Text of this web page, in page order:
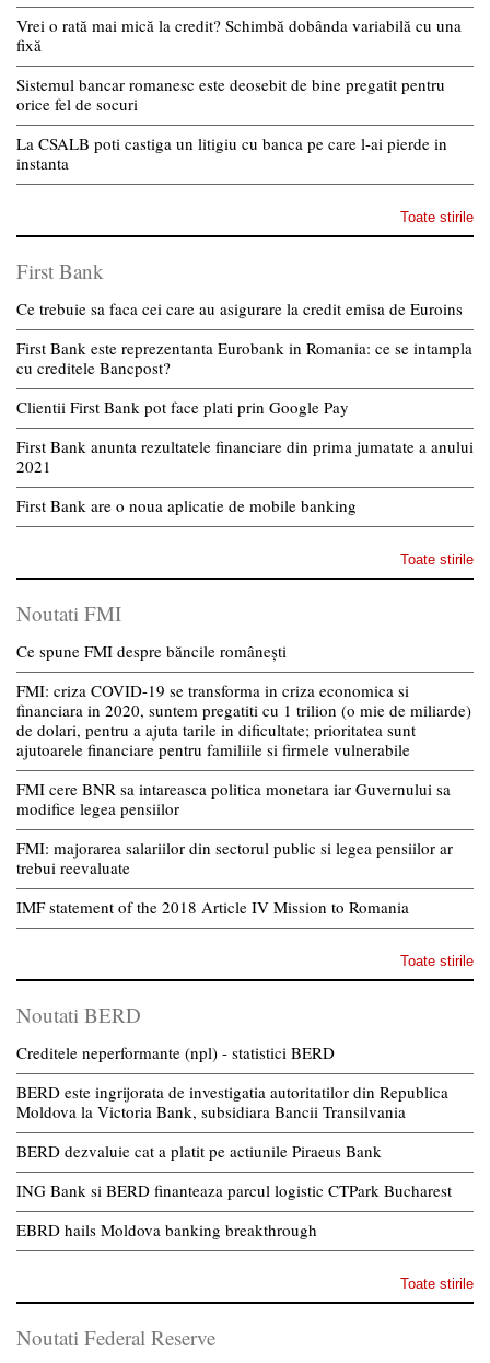
Vrei o rată mai mică la credit? Schimbă dobânda variabilă cu una
fixă
Sistemul bancar romanesc este deosebit de bine pregatit pentru
orice fel de socuri
La CSALB poti castiga un litigiu cu banca pe care l-ai pierde in
instanta
Toate stirile
First Bank
Ce trebuie sa faca cei care au asigurare la credit emisa de Euroins
First Bank este reprezentanta Eurobank in Romania: ce se intampla
cu creditele Bancpost?
Clientii First Bank pot face plati prin Google Pay
First Bank anunta rezultatele financiare din prima jumatate a anului
2021
First Bank are o noua aplicatie de mobile banking
Toate stirile
Noutati FMI
Ce spune FMI despre băncile românești
FMI: criza COVID-19 se transforma in criza economica si
financiara in 2020, suntem pregatiti cu 1 trilion (o mie de miliarde)
de dolari, pentru a ajuta tarile in dificultate; prioritatea sunt
ajutoarele financiare pentru familiile si firmele vulnerabile
FMI cere BNR sa intareasca politica monetara iar Guvernului sa
modifice legea pensiilor
FMI: majorarea salariilor din sectorul public si legea pensiilor ar
trebui reevaluate
IMF statement of the 2018 Article IV Mission to Romania
Toate stirile
Noutati BERD
Creditele neperformante (npl) - statistici BERD
BERD este ingrijorata de investigatia autoritatilor din Republica
Moldova la Victoria Bank, subsidiara Bancii Transilvania
BERD dezvaluie cat a platit pe actiunile Piraeus Bank
ING Bank si BERD finanteaza parcul logistic CTPark Bucharest
EBRD hails Moldova banking breakthrough
Toate stirile
Noutati Federal Reserve